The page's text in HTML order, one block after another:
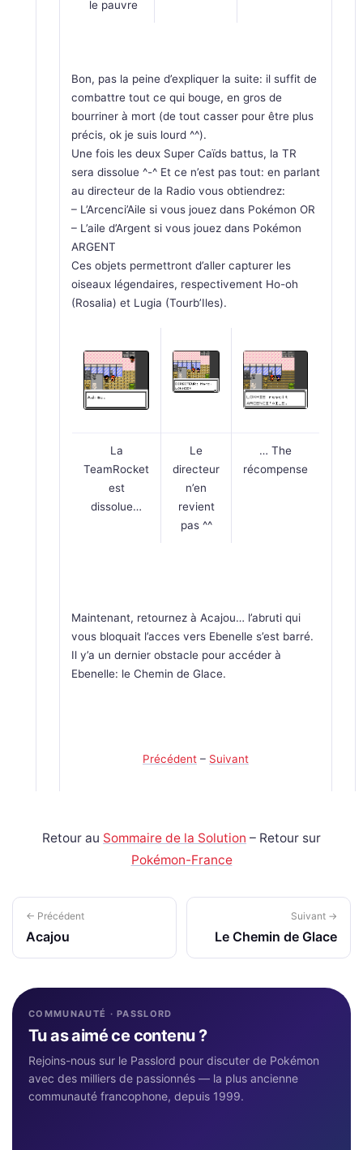
le pauvre
Bon, pas la peine d’expliquer la suite: il suffit de
combattre tout ce qui bouge, en gros de
bourriner à mort (de tout casser pour être plus
précis, ok je suis lourd ^^).
Une fois les deux Super Caïds battus, la TR
sera dissolue ^-^ Et ce n’est pas tout: en parlant
au directeur de la Radio vous obtiendrez:
– L’Arcenci’Aile si vous jouez dans Pokémon OR
– L’aile d’Argent si vous jouez dans Pokémon
ARGENT
Ces objets permettront d’aller capturer les
oiseaux légendaires, respectivement Ho-oh
(Rosalia) et Lugia (Tourb’Iles).
La
TeamRocket
est
dissolue…
Le
directeur
n’en
revient
pas ^^
… The
récompense
Maintenant, retournez à Acajou… l’abruti qui
vous bloquait l’acces vers Ebenelle s’est barré.
Il y’a un dernier obstacle pour accéder à
Ebenelle: le Chemin de Glace.
Précédent – Suivant
Retour au Sommaire de la Solution – Retour sur
Pokémon-France
← Précédent
Acajou
Suivant →
Le Chemin de Glace
COMMUNAUTÉ · PASSLORD
Tu as aimé ce contenu ?
Rejoins-nous sur le Passlord pour discuter de Pokémon
avec des milliers de passionnés — la plus ancienne
communauté francophone, depuis 1999.